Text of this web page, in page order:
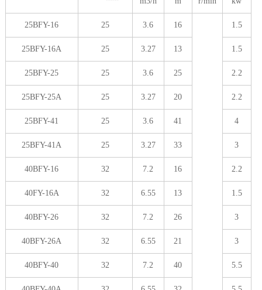
25BFY-16 25 3.6 16 1.5
25BFY-16A 25 3.27 13 1.5
25BFY-25 25 3.6 25 2.2
25BFY-25A 25 3.27 20 2.2
25BFY-41 25 3.6 41 4
25BFY-41A 25 3.27 33 3
40BFY-16 32 7.2 16 2.2
40FY-16A 32 6.55 13 1.5
40BFY-26 32 7.2 26 3
40BFY-26A 32 6.55 21 3
40BFY-40 32 7.2 40 5.5